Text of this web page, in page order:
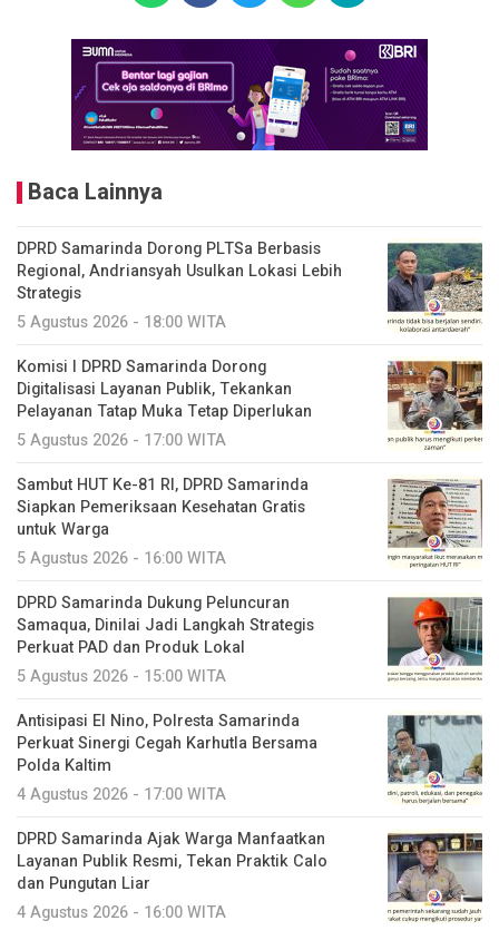
Baca Lainnya
DPRD Samarinda Dorong PLTSa Berbasis
Regional, Andriansyah Usulkan Lokasi Lebih
Strategis
5 Agustus 2026 - 18:00 WITA
Komisi I DPRD Samarinda Dorong
Digitalisasi Layanan Publik, Tekankan
Pelayanan Tatap Muka Tetap Diperlukan
5 Agustus 2026 - 17:00 WITA
Sambut HUT Ke-81 RI, DPRD Samarinda
Siapkan Pemeriksaan Kesehatan Gratis
untuk Warga
5 Agustus 2026 - 16:00 WITA
DPRD Samarinda Dukung Peluncuran
Samaqua, Dinilai Jadi Langkah Strategis
Perkuat PAD dan Produk Lokal
5 Agustus 2026 - 15:00 WITA
Antisipasi El Nino, Polresta Samarinda
Perkuat Sinergi Cegah Karhutla Bersama
Polda Kaltim
4 Agustus 2026 - 17:00 WITA
DPRD Samarinda Ajak Warga Manfaatkan
Layanan Publik Resmi, Tekan Praktik Calo
dan Pungutan Liar
4 Agustus 2026 - 16:00 WITA